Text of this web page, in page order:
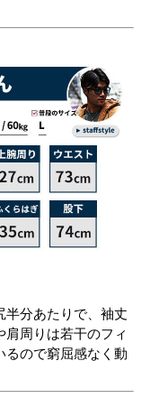
半分あたりで、袖丈
周りは若干のフィ
るので窮屈感なく動